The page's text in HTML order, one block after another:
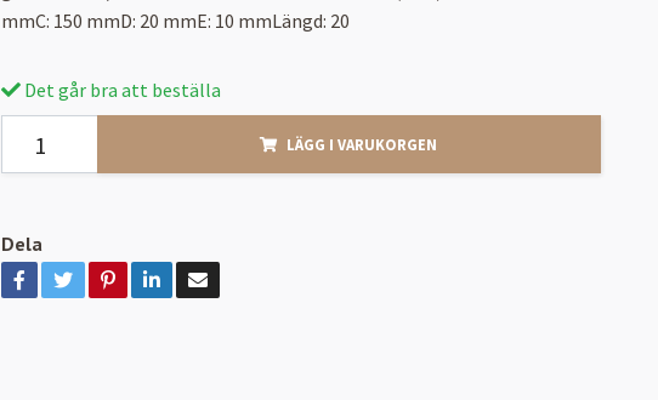
mmC: 150 mmD: 20 mmE: 10 mmLängd: 20
Det går bra att beställa
LÄGG I VARUKORGEN
Dela